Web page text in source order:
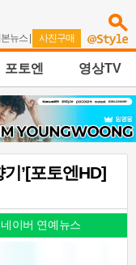
뉴스 | 사진구매
포토엔 영상TV
’[포토엔HD]
네이버 연예뉴스